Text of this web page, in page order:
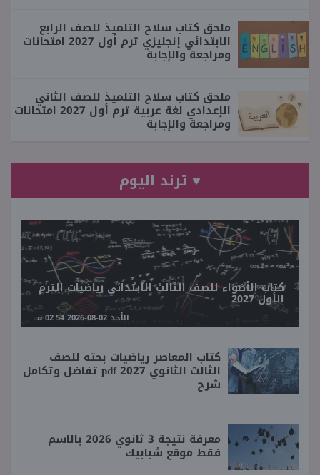
ملحق كتاب سلاح التلميذ للصف الرابع
الابتدائي إنجليزي ترم أول 2027 امتحانات
ومراجعة والإجابة
ملحق كتاب سلاح التلميذ للصف الثاني
الإعدادي لغة عربية ترم أول 2027 امتحانات
ومراجعة والإجابة
♥ ترند اليوم
كتاب الأضواء للصف الثالث الابتدائي رياضيات الترم
الأول 2027
الأحد 02-08-2026 02:54 مـ
كتاب المعاصر رياضيات بحته للصف
الثالث الثانوي 2027 pdf تفاضل وتكامل
شرح
معرفة نتيجة 3 ثانوي 2026 بالاسم
فقط موقع شبابيك